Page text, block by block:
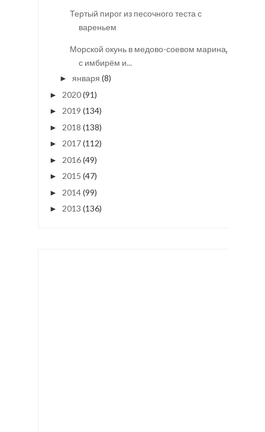
Тертый пирог из песочного теста с
вареньем
Морской окунь в медово-соевом маринаде
с имбирём и...
► января (8)
► 2020(91)
► 2019 (134)
► 2018 (138)
► 2017(112)
► 2016(49)
► 2015 (47)
► 2014(99)
► 2013 (136)